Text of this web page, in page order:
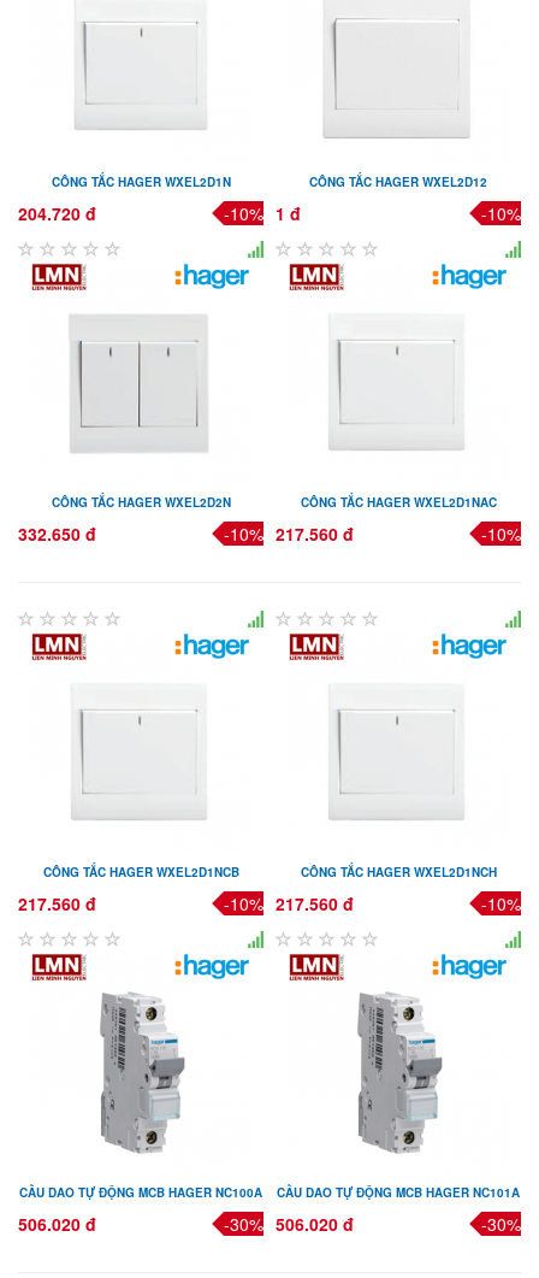
CÔNG TẮC HAGER WXEL2D1N
204.720 đ -10%
CÔNG TẮC HAGER WXEL2D12
1 đ -10%
CÔNG TẮC HAGER WXEL2D2N
332.650 đ -10%
CÔNG TẮC HAGER WXEL2D1NAC
217.560 đ -10%
CÔNG TẮC HAGER WXEL2D1NCB
217.560 đ -10%
CÔNG TẮC HAGER WXEL2D1NCH
217.560 đ -10%
CẦU DAO TỰ ĐỘNG MCB HAGER NC100A
506.020 đ -30%
CẦU DAO TỰ ĐỘNG MCB HAGER NC101A
506.020 đ -30%